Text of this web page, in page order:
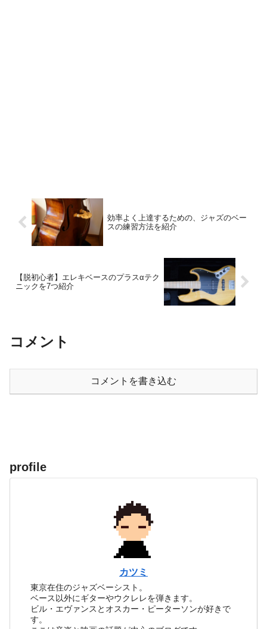
効率よく上達するための、ジャズのベー
スの練習方法を紹介
【脱初心者】エレキベースのプラスαテク
ニックを7つ紹介
コメント
コメントを書き込む
profile
カツミ
東京在住のジャズベーシスト。
ベース以外にギターやウクレレを弾きます。
ビル・エヴァンスとオスカー・ピーターソンが好きで
す。